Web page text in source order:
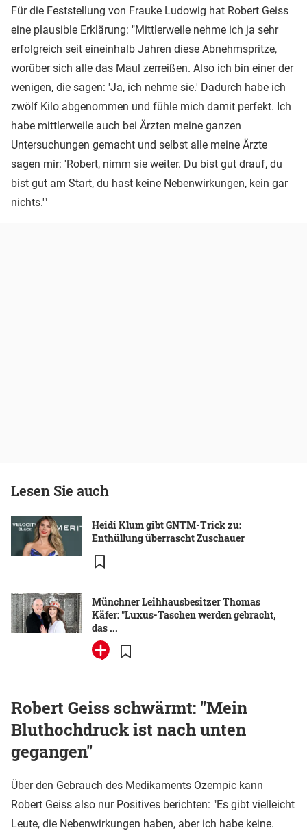
Für die Feststellung von Frauke Ludowig hat Robert Geiss
eine plausible Erklärung: "Mittlerweile nehme ich ja sehr
erfolgreich seit eineinhalb Jahren diese Abnehmspritze,
worüber sich alle das Maul zerreißen. Also ich bin einer der
wenigen, die sagen: 'Ja, ich nehme sie.' Dadurch habe ich
zwölf Kilo abgenommen und fühle mich damit perfekt. Ich
habe mittlerweile auch bei Ärzten meine ganzen
Untersuchungen gemacht und selbst alle meine Ärzte
sagen mir: 'Robert, nimm sie weiter. Du bist gut drauf, du
bist gut am Start, du hast keine Nebenwirkungen, kein gar
nichts.'"
Lesen Sie auch
Heidi Klum gibt GNTM-Trick zu:
Enthüllung überrascht Zuschauer
Münchner Leihhausbesitzer Thomas
Käfer: "Luxus-Taschen werden gebracht,
das ...
Robert Geiss schwärmt: "Mein
Bluthochdruck ist nach unten
gegangen"
Über den Gebrauch des Medikaments Ozempic kann
Robert Geiss also nur Positives berichten: "Es gibt vielleicht
Leute, die Nebenwirkungen haben, aber ich habe keine.